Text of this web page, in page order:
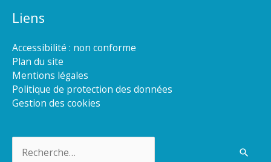
Liens
Accessibilité : non conforme
Plan du site
Mentions légales
Politique de protection des données
Gestion des cookies